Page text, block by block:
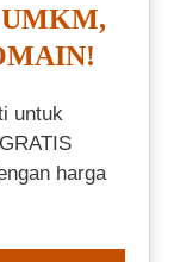
UMKM,
untuk
harga